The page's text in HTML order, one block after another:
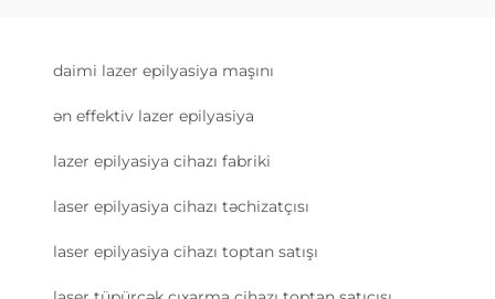
daimi lazer epilyasiya maşını
ən effektiv lazer epilyasiya
lazer epilyasiya cihazı fabriki
laser epilyasiya cihazı təchizatçısı
laser epilyasiya cihazı toptan satışı